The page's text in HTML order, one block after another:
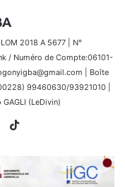
2018 A 5677 | N°
/ Numéro de Compte:06101-
| Boîte
99460630/93921010 |
(LeDivin)
Instagram